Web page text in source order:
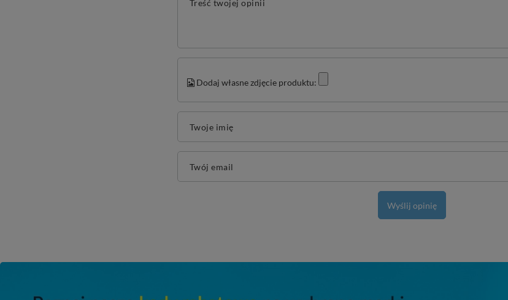
Treść twojej opinii
Dodaj własne zdjęcie produktu:
Twoje imię
Twój email
Wyślij opinię